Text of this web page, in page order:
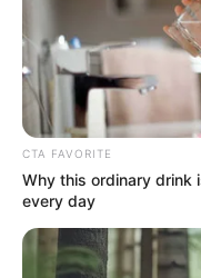
Cortesía
Personería Distrital y
Por:Danna Belén
Noviembre 25, 2024
CTA FAVORITE
Why this ordinary drink
every day